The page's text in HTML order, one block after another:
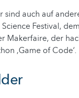
sind auch auf
Festival,
Makerfaire, der
‚Game of Code‘.